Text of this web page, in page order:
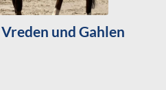
und Gahlen